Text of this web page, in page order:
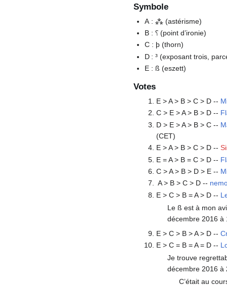
Symbole
A : ⁂ (astérisme)
B : ⸮ (point d’ironie)
C : þ (thorn)
D : ³ (exposant trois,
E : ß (eszett)
Votes
E > A > B > C > D --
C > E > A > B > D --
D > E > A > B > C --
(CET)
E > A > B > C > D --
E = A > B = C > D --
C > A > B > D > E --
A > B > C > D --
E > C > B = A > D --
Le ß est à mon
décembre 2016 à
E > C > B > A > D --
E > C = B = A = D --
Je trouve
décembre 2016 à
C’était au